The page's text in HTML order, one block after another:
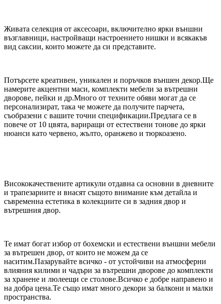
Живата селекция от аксесоари, включително ярки външни
възглавници, настройващи настроението нишки и всякакъв
вид саксии, които можете да си представите.
Потърсете креативен, уникален и поръчков външен декор.Ще
намерите акцентни маси, комплекти мебели за вътрешни
дворове, пейки и др.Много от техните обяви могат да се
персонализират, така че можете да получите парчета,
съобразени с вашите точни спецификации.Предлага се в
повече от 10 цвята, вариращи от естествени тонове до ярки
нюанси като червено, жълто, оранжево и тюркоазено.
Висококачествените артикули отдавна са основни в дневните
и трапезариите и внасят същото внимание към детайла и
съвременна естетика в колекциите си в задния двор и
вътрешния двор.
Те имат богат избор от бохемски и естествени външни мебели
за вътрешен двор, от които не можем да се
наситим.Пазарувайте всичко - от устойчиви на атмосферни
влияния килими и чадъри за вътрешни дворове до комплекти
за хранене и люлеещи се столове.Всичко е добре направено и
на добра цена.Те също имат много декори за балкони и малки
пространства.